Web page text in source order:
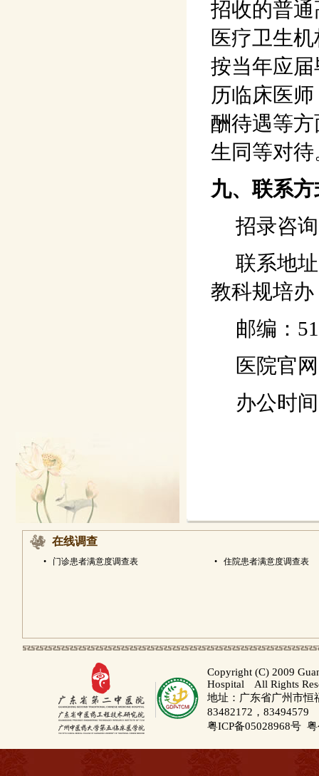
招收的普
医疗卫生
按当年应
历临床医
酬待遇等
生同等对待
九、联系方
招录咨询
联系地址
教科规培办
邮编：
医院官网
办公时间
在线调查
• 门诊患者满意度调查表 • 住院患者满意度调查表
Copyright (C) 2009
Hospital All Rights
地址：广东省广州市
83482172，83494579
粤ICP备05028968号